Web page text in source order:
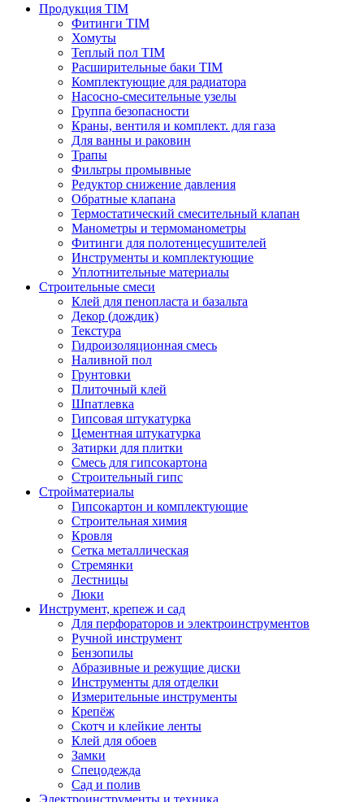
Продукция TIM
Фитинги TIM
Хомуты
Теплый пол TIM
Расширительные баки TIM
Комплектующие для радиатора
Насосно-смесительные узелы
Группа безопасности
Краны, вентиля и комплект. для газа
Для ванны и раковин
Трапы
Фильтры промывные
Редуктор снижение давления
Обратные клапана
Термостатический смесительный клапан
Манометры и термоманометры
Фитинги для полотенцесушителей
Инструменты и комплектующие
Уплотнительные материалы
Строительные смеси
Клей для пенопласта и базальта
Декор (дождик)
Текстура
Гидроизоляционная смесь
Наливной пол
Грунтовки
Плиточный клей
Шпатлевка
Гипсовая штукатурка
Цементная штукатурка
Затирки для плитки
Смесь для гипсокартона
Строительный гипс
Стройматериалы
Гипсокартон и комплектующие
Строительная химия
Кровля
Сетка металлическая
Стремянки
Лестницы
Люки
Инструмент, крепеж и сад
Для перфораторов и электроинструментов
Ручной инструмент
Бензопилы
Абразивные и режущие диски
Инструменты для отделки
Измерительные инструменты
Крепёж
Скотч и клейкие ленты
Клей для обоев
Замки
Спецодежда
Сад и полив
Электроинструменты и техника